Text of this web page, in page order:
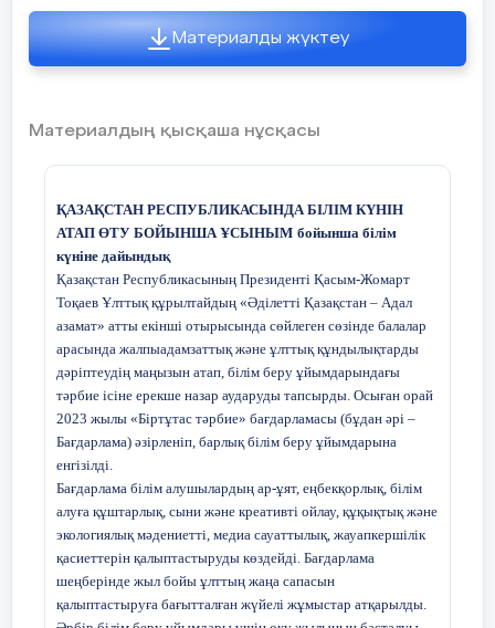
✅Ұсыныстар:
Құжаттары толық емес оқушылардың
көшіру жұмыстарын кезең-кезеңімен
ұйымдастыру
Қорытынды
Жалпы алғанда, білім алушылардың
жеке іс-қағаздары мектеп мұрағатына
сай жүргізіліп отыр. Анықталған
кемшіліктерді жою жұмыстары
ұйымдастырылуда.
Тексерген:
Аты-жөні: Кармысова Н.О, Басауова С.С
ТӘЛІМГЕРЛІК ЖҮЙЕСІ ҚЫЗМЕТІНІҢ
ТИІМДІЛІГІН ТЕКСЕРУ АНЫҚТАМАСЫ
?Мекеме:
№77 ЖББОМ
?
Күні: "__" ____________ 2025 ж.
Материалды жүктеу
Материалдың қысқаша нұсқасы
ҚАЗАҚСТАН РЕСПУБЛИКАСЫНДА БІЛІМ КҮНІН
АТАП ӨТУ БОЙЫНША ҰСЫНЫМ бойынша білім
күніне дайындық
Қазақстан Республикасының Президенті Қасым-Жомарт
Тоқаев Ұлттық құрылтайдың «Әділетті Қазақстан – Адал
азамат» атты екінші отырысында сөйлеген сөзінде балалар
арасында жалпыадамзаттық және ұлттық құндылықтарды
дәріптеудің маңызын атап, білім беру ұйымдарындағы
тәрбие ісіне ерекше назар аударуды тапсырды. Осыған орай
2023 жылы «Біртұтас тәрбие» бағдарламасы (бұдан әрі –
Бағдарлама) әзірленіп, барлық білім беру ұйымдарына
енгізілді.
Бағдарлама білім алушылардың ар-ұят, еңбекқорлық, білім
алуға құштарлық, сыни және креативті ойлау, құқықтық және
экологиялық мәдениетті, медиа сауаттылық, жауапкершілік
қасиеттерін қалыптастыруды көздейді. Бағдарлама
шеңберінде жыл бойы ұлттың жаңа сапасын
қалыптастыруға бағытталған жүйелі жұмыстар атқарылды.